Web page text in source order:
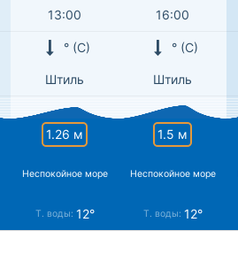
13:00 16:00
° (С) ° (С)
Штиль Штиль
1.26 м 1.5 м
Неспокойное море Неспокойное море
Т. воды: 12° Т. воды: 12°